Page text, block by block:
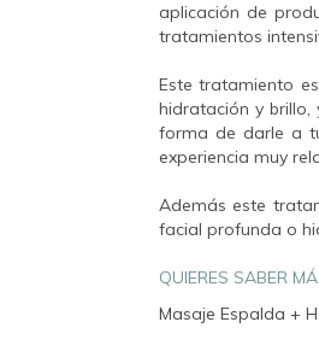
aplicación de
tratamientos
Este tratamiento
hidratación y
forma de darle a
experiencia muy
Además este
facial profunda o
QUIERES SABER
Masaje Espalda +